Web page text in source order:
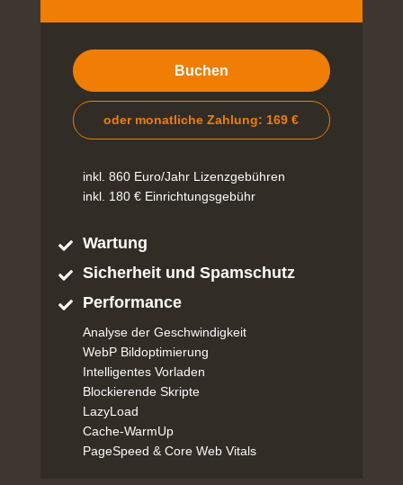
Buchen
oder monatliche Zahlung: 169 €
inkl. 860 Euro/Jahr Lizenzgebühren
inkl. 180 € Einrichtungsgebühr
 Wartung
 Sicherheit und Spamschutz
 Performance
Analyse der Geschwindigkeit
WebP Bildoptimierung
Intelligentes Vorladen
Blockierende Skripte
LazyLoad
Cache-WarmUp
PageSpeed & Core Web Vitals